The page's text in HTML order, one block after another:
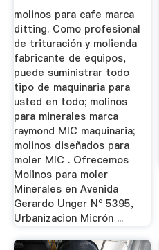
molinos para cafe marca
ditting. Como profesional
de trituración y molienda
fabricante de equipos,
puede suministrar todo
tipo de maquinaria para
usted en todo; molinos
para minerales marca
raymond MIC maquinaria;
molinos diseñados para
moler MIC . Ofrecemos
Molinos para moler
Minerales en Avenida
Gerardo Unger Nº 5395,
Urbanizacion Micrón ...